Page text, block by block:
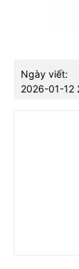
Ngày viết:
2026-01-12